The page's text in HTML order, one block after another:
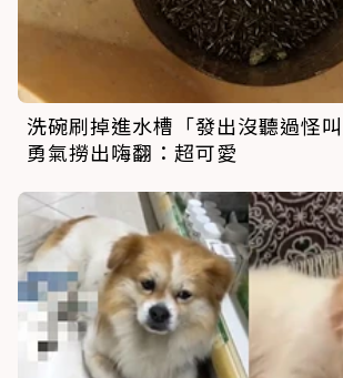
洗碗刷掉進水槽「發出沒聽過怪
勇氣撈出嗨翻：超可愛